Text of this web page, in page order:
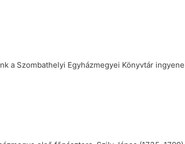
a Szombathelyi Egyházmegyei Könyvtár